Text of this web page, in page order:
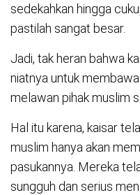
sedekahkan hingga
pastilah sangat besar.
Jadi, tak heran bahwa
niatnya untuk
melawan pihak muslim
Hal itu karena, kaisar
muslim hanya akan
pasukannya. Mereka
sungguh dan serius